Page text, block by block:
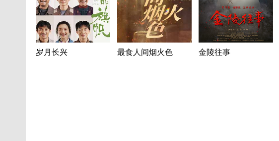
岁月长兴 最食人间烟火色 金陵往事